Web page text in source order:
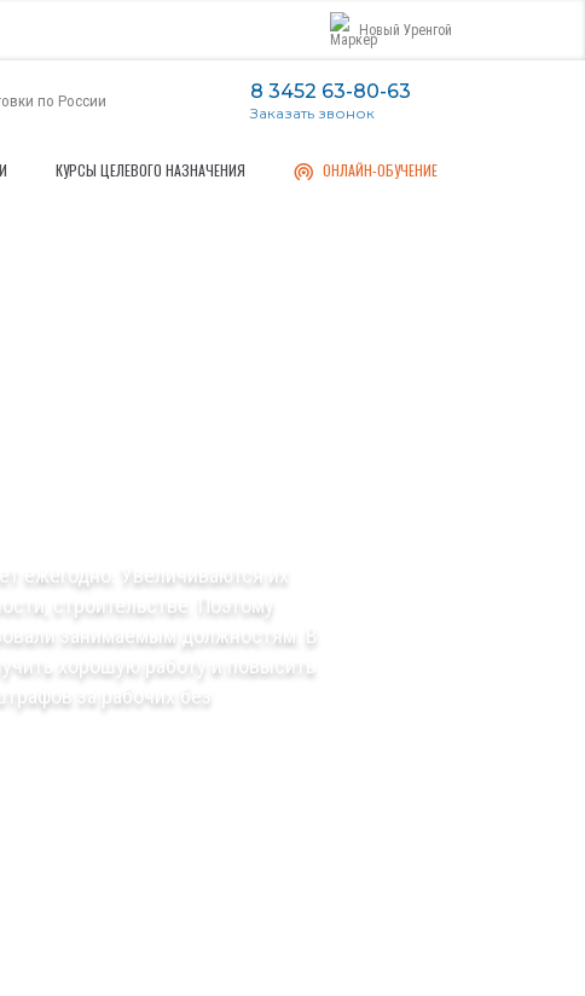
Новый Уренгой
по России 8 3452 63-80-63
Заказать звонок
КУРСЫ ЦЕЛЕВОГО НАЗНАЧЕНИЯ ОНЛАЙН-ОБУЧЕНИЕ
ежегодно. Увеличиваются их
строительстве. Поэтому
занимаемым должностям. В
хорошую работу и повысить
за рабочих без